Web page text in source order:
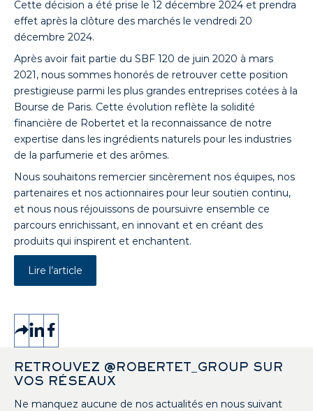
Cette décision a été prise le 12 décembre 2024 et prendra
effet après la clôture des marchés le vendredi 20
décembre 2024.
Après avoir fait partie du SBF 120 de juin 2020 à mars
2021, nous sommes honorés de retrouver cette position
prestigieuse parmi les plus grandes entreprises cotées à la
Bourse de Paris. Cette évolution reflète la solidité
financière de Robertet et la reconnaissance de notre
expertise dans les ingrédients naturels pour les industries
de la parfumerie et des arômes.
Nous souhaitons remercier sincèrement nos équipes, nos
partenaires et nos actionnaires pour leur soutien continu,
et nous nous réjouissons de poursuivre ensemble ce
parcours enrichissant, en innovant et en créant des
produits qui inspirent et enchantent.
Lire l’article
RETROUVEZ @ROBERTET_GROUP SUR
VOS RÉSEAUX
Ne manquez aucune de nos actualités en nous suivant